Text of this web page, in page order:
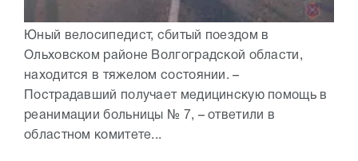
Юный велосипедист, сбитый поездом в
Ольховском районе Волгоградской области,
находится в тяжелом состоянии. –
Пострадавший получает медицинскую помощь в
реанимации больницы № 7, – ответили в
областном комитете...